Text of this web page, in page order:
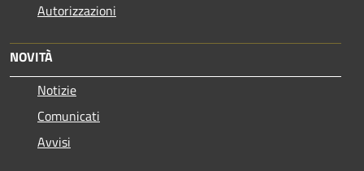
Autorizzazioni
NOVITÀ
Notizie
Comunicati
Avvisi